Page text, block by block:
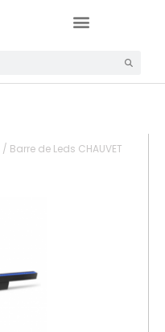
/ Barre de Leds CHAUVET